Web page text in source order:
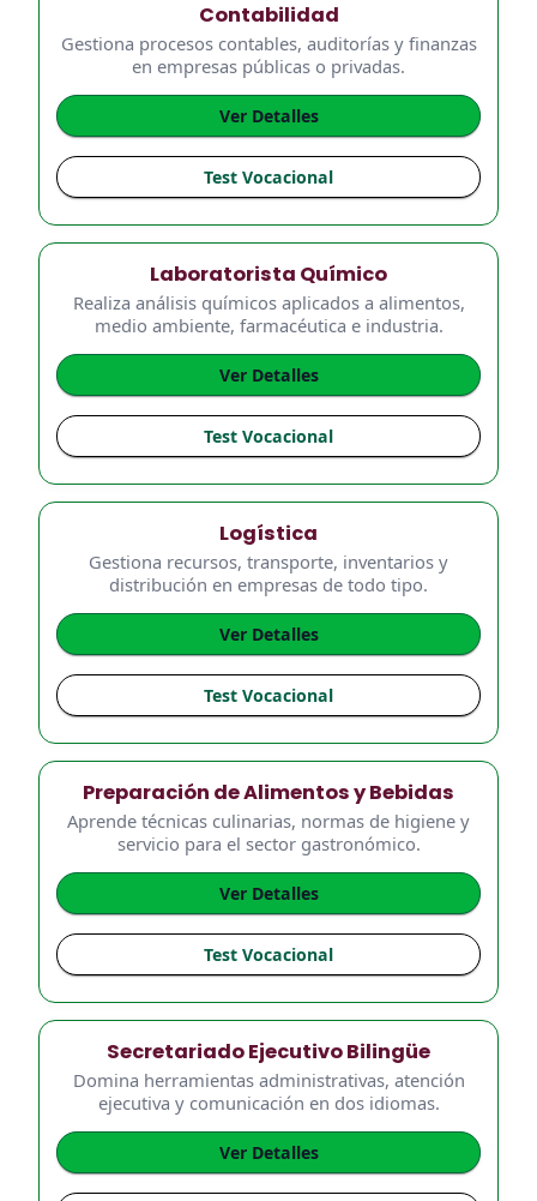
Contabilidad
Gestiona procesos contables, auditorías y finanzas
en empresas públicas o privadas.
Ver Detalles
Test Vocacional
Laboratorista Químico
Realiza análisis químicos aplicados a alimentos,
medio ambiente, farmacéutica e industria.
Ver Detalles
Test Vocacional
Logística
Gestiona recursos, transporte, inventarios y
distribución en empresas de todo tipo.
Ver Detalles
Test Vocacional
Preparación de Alimentos y Bebidas
Aprende técnicas culinarias, normas de higiene y
servicio para el sector gastronómico.
Ver Detalles
Test Vocacional
Secretariado Ejecutivo Bilingüe
Domina herramientas administrativas, atención
ejecutiva y comunicación en dos idiomas.
Ver Detalles